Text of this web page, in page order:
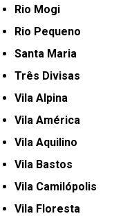
Rio Mogi
Rio Pequeno
Santa Maria
Três Divisas
Vila Alpina
Vila América
Vila Aquilino
Vila Bastos
Vila Camilópolis
Vila Floresta